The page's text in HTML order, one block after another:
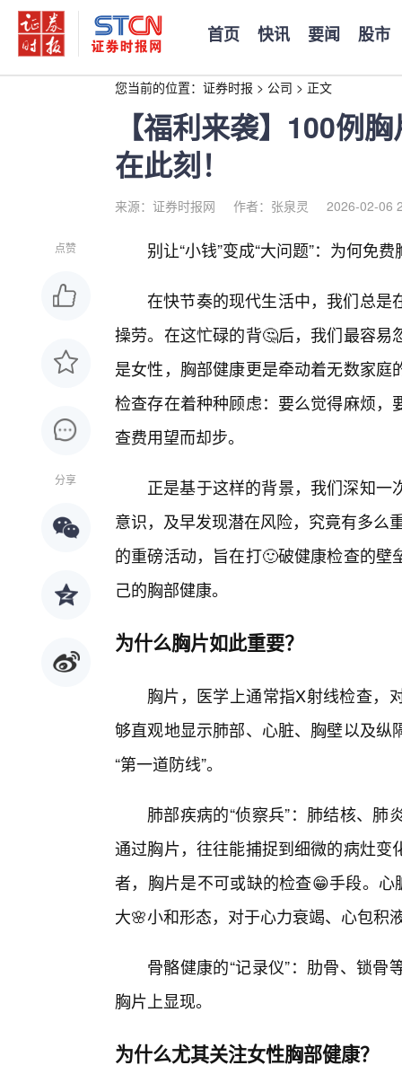
首页 快讯 要闻 股市
您当前的位置： 证券时报 > 公司 > 正文
【福利来袭】100例
在此刻！
来源：证券时报网 作者：张泉灵 2026-02-06
点赞
分享
别让“小钱”变成“大问题”：为何免
在快节奏的现代生活中，我们总是
操劳。在这忙碌的背🤔后，我们最容
是女性，胸部健康更是牵动着无数家
检查存在着种种顾虑：要么觉得麻烦
查费用望而却步。
正是基于这样的背景，我们深知
意识，及早发现潜在风险，究竟有多么
的重磅活动，旨在打🙂破健康检查的
己的胸部健康。
为什么胸片如此重要？
胸片，医学上通常指X射线检查，
够直观地显示肺部、心脏、胸壁以及
“第一道防线”。
肺部疾病的“侦察兵”：肺结核、
通过胸片，往往能捕捉到细微的病灶
者，胸片是不可或缺的检查😁手段。
大🌸小和形态，对于心力衰竭、心包积
骨骼健康的“记录仪”：肋骨、锁
胸片上显现。
为什么尤其关注女性胸部健康？